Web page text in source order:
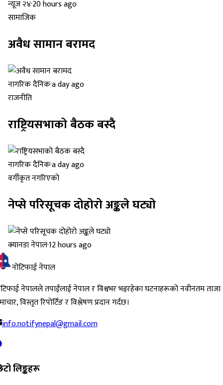
न्यूज २४·20 hours ago
सामाजिक
अवैध सामान बरामद
नागरिक दैनिक·a day ago
राजनीति
राष्ट्रियसभाको बैठक बस्दै
नागरिक दैनिक·a day ago
वर्गीकृत नगरिएको
नेप्से परिसूचक दोहोरो अङ्कले घट्यो
क्यानडा नेपाल·12 hours ago
नोटिफाई नेपाल
नेपालले तपाईंलाई नेपाल र विश्वभर भइरहेका घटनाहरूको नवीनतम ताजा
विस्तृत रिपोर्टिङ र विश्लेषण प्रदान गर्दछ।
info.notifynepal@gmail.com
लिङ्कहरू